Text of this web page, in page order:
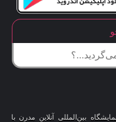
بین‌المللی آنلاین مدرن با